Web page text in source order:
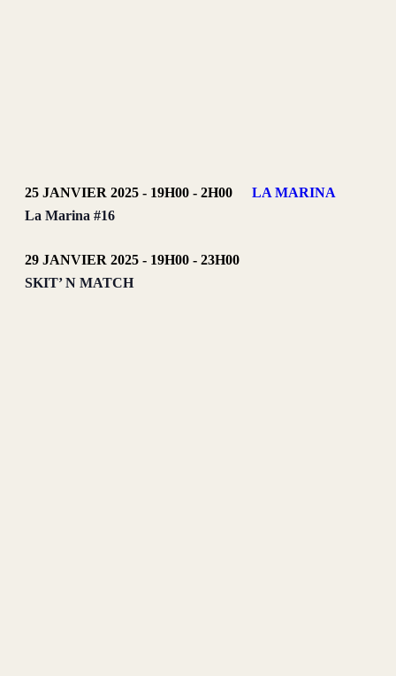
La Marina #16
25 JANVIER 2025 - 19H00- 2H00 LA MARINA
SKIT’ N MATCH
29 JANVIER 2025 - 19H00- 23H00